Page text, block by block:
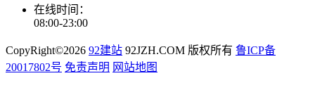
在线时间：
08:00-23:00
CopyRight©2026 92建站 92JZH.COM 版权所有 鲁ICP备
20017802号 免责声明 网站地图